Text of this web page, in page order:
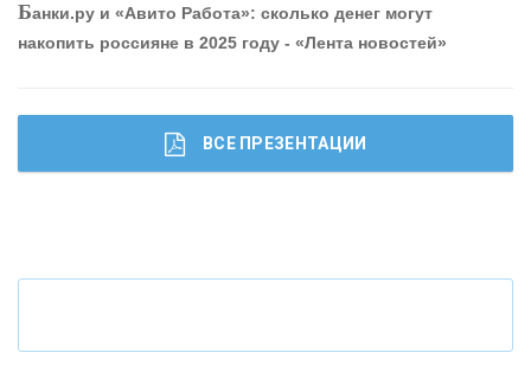
ОНАС
Банки.ру и «Авито Работа»: сколько денег могут
накопить россияне в 2025 году - «Лента новостей»
ВСЕ ПРЕЗЕНТАЦИИ